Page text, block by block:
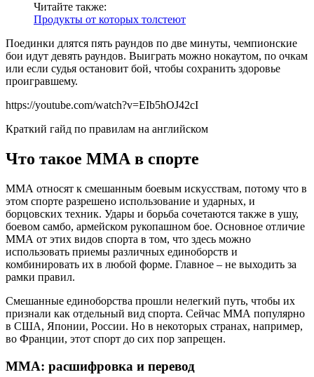
Читайте также:
Продукты от которых толстеют
Поединки длятся пять раундов по две минуты, чемпионские
бои идут девять раундов. Выиграть можно нокаутом, по очкам
или если судья остановит бой, чтобы сохранить здоровье
проигравшему.
https://youtube.com/watch?v=EIb5hOJ42cI
Краткий гайд по правилам на английском
Что такое ММА в спорте
ММА относят к смешанным боевым искусствам, потому что в
этом спорте разрешено использование и ударных, и
борцовских техник. Удары и борьба сочетаются также в ушу,
боевом самбо, армейском рукопашном бое. Основное отличие
ММА от этих видов спорта в том, что здесь можно
использовать приемы различных единоборств и
комбинировать их в любой форме. Главное – не выходить за
рамки правил.
Смешанные единоборства прошли нелегкий путь, чтобы их
признали как отдельный вид спорта. Сейчас ММА популярно
в США, Японии, России. Но в некоторых странах, например,
во Франции, этот спорт до сих пор запрещен.
MMA: расшифровка и перевод